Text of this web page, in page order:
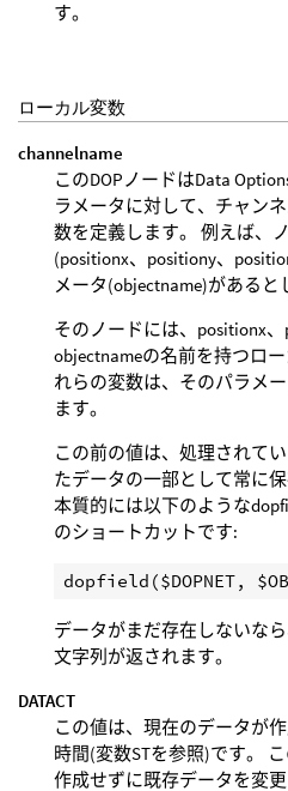
す。
ローカル変数
channelname
このDOPノードはData
ラメータに対して、チャン
数を定義します。 例えば、
(positionx、positiony、
メータ(objectname)があると
そのノードには、positionx、
objectnameの名前を持つロ
れらの変数は、そのパラメ
ます。
この前の値は、処理されて
たデータの一部として常に
本質的には以下のような
のショートカットです:
データがまだ存在しないな
文字列が返されます。
DATACT
この値は、現在のデータが
時間(変数STを参照)です。
作成せずに既存データを変